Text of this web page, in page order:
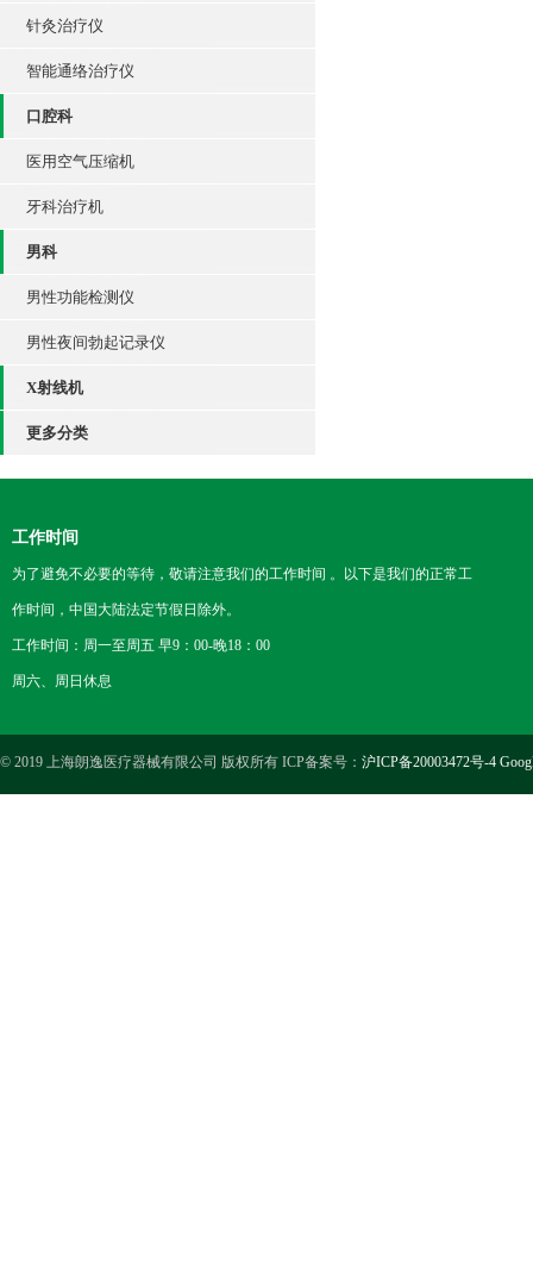
针灸治疗仪
智能通络治疗仪
口腔科
医用空气压缩机
牙科治疗机
男科
男性功能检测仪
男性夜间勃起记录仪
X射线机
更多分类
工作时间
为了避免不必要的等待，敬请注意我们的工作时间 。以下是我们的正常工
作时间，中国大陆法定节假日除外。
工作时间：周一至周五 早9：00-晚18：00
周六、周日休息
© 2019 上海朗逸医疗器械有限公司 版权所有 ICP备案号： 沪ICP备20003472号-4